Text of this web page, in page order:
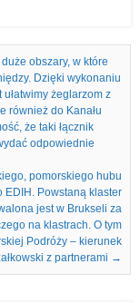
obszary, w które
Dzięki wykonaniu
żeglarzom z
również do Kanału
że taki łącznik
odpowiednie
pomorskiego hubu
Powstaną klaster
jest w Brukseli za
na klastrach. O tym
Podróży – kierunek
z partnerami →